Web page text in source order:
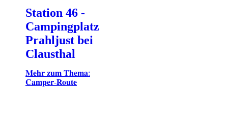
Station 46 -
Campingplatz
Prahljust bei
Clausthal
𝐌𝐞𝐡𝐫 𝐳𝐮𝐦 𝐓𝐡𝐞𝐦𝐚:
𝐂𝐚𝐦𝐩𝐞𝐫-𝐑𝐨𝐮𝐭𝐞